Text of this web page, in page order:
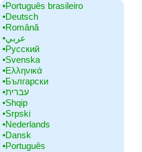
•‎Português brasileiro
•‎Deutsch
•‎Română
•‎عربي
•‎Русский
•‎Svenska
•‎Ελληνικά
•‎Български
•‎עברית
•‎Shqip
•‎Srpski
•‎Nederlands
•‎Dansk
•‎Português